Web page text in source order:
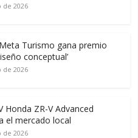
de 2026
Turismo gana premio
conceptual’
de 2026
Honda ZR-V Advanced
el mercado local
de 2026